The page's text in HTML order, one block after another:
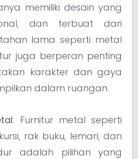
memiliki desain yang
dan terbuat dari
lama seperti metal
juga berperan penting
karakter dan gaya
dalam ruangan.
: Furnitur metal seperti
rak buku, lemari, dan
adalah pilihan yang